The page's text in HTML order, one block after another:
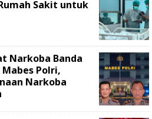
Sakit untuk
Narkoba Banda
Polri,
Narkoba